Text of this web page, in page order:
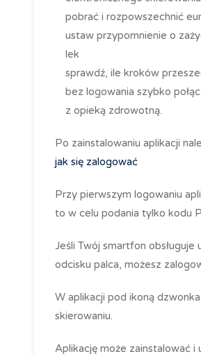
pobrać i rozpowszechnić
ustaw przypomnienie o
lek
sprawdź, ile kroków
bez logowania szybko
z opieką zdrowotną.
Po zainstalowaniu aplikacji
jak się zalogować
Przy pierwszym logowaniu
to w celu podania tylko kodu
Jeśli Twój smartfon
odcisku palca, możesz
W aplikacji pod ikoną
skierowaniu.
Aplikację może zainstalować i